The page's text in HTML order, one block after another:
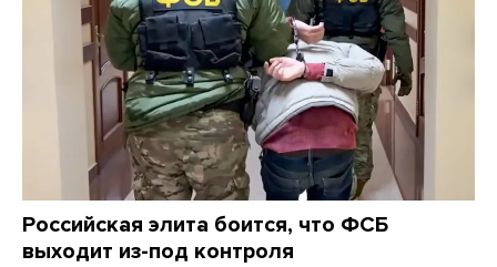
Российская элита боится, что ФСБ
выходит из-под контроля